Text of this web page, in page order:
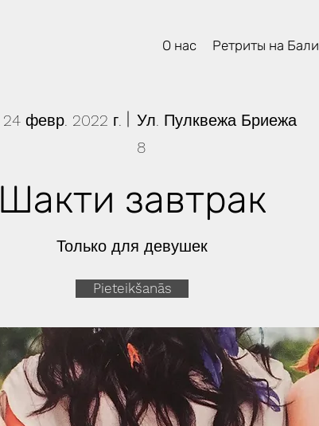
О нас Ретриты на Бали
24 февр. 2022 г.
Ул. Пулквежа Бриежа
8
Шакти завтрак
Только для девушек
Pieteikšanās